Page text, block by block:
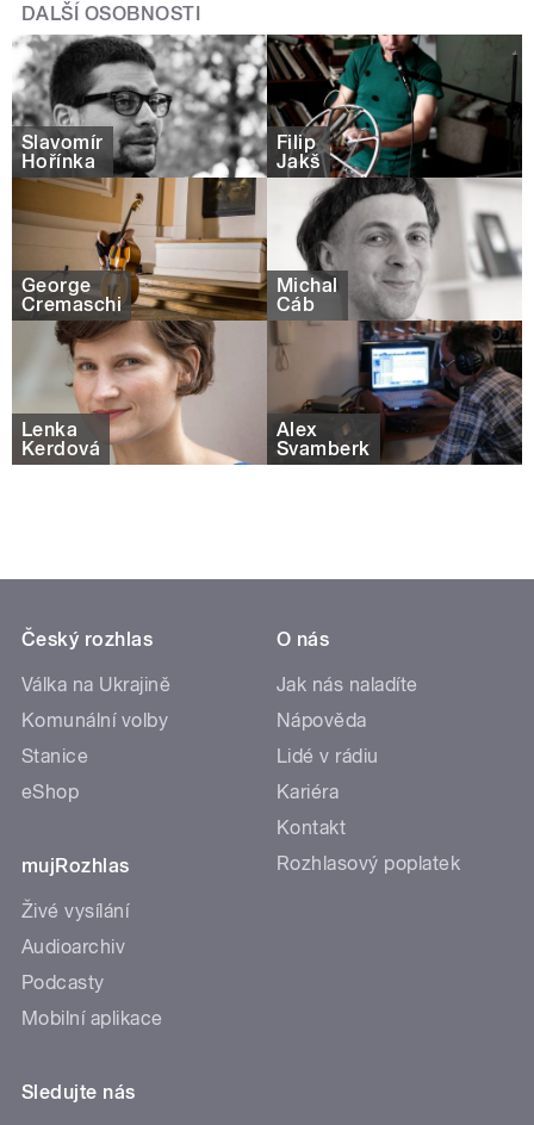
DALŠÍ OSOBNOSTI
Slavomír
Hořínka
Filip
Jakš
George
Cremaschi
Michal
Cáb
Lenka
Kerdová
Alex
Švamberk
Český rozhlas
Válka na Ukrajině
Komunální volby
Stanice
eShop
mujRozhlas
Živé vysílání
Audioarchiv
Podcasty
Mobilní aplikace
O nás
Jak nás naladíte
Nápověda
Lidé v rádiu
Kariéra
Kontakt
Rozhlasový poplatek
Sledujte nás